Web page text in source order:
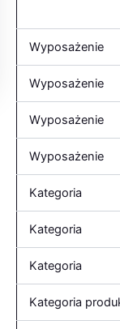
Wyposażenie
Wyposażenie
Wyposażenie
Wyposażenie
Kategoria
Kategoria
Kategoria
Kategoria